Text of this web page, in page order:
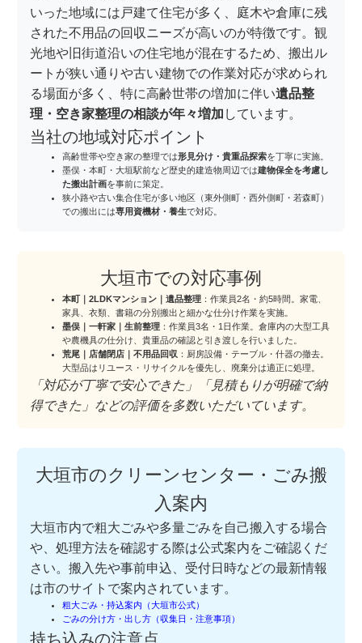
いった地域には戸建て住宅が多く、庭木や倉庫に残
された不用品の回収ニーズが高いのが特徴です。観
光地や旧街道沿いの住宅地が混在するため、搬出ル
ートが狭い通りや古い建物での作業対応が求められ
る場面が多く、特に高齢世帯の増加に伴い遺品整
理・空き家整理の相談が年々増加 しています。
当社の地域対応ポイント
高齢世帯や空き家の整理では形見分け・貴重品探索を丁寧に実施。
墨俣・本町・大垣駅前など歴史的建造物周辺では建物保全を考慮し
た搬出計画を事前に策定。
狭小路や古い集合住宅が多い地区（東外側町・西外側町・若森町）
での搬出には専用資機材・養生で対応。
大垣市での対応事例
本町｜2LDKマンション｜遺品整理 ：作業員2名・約5時間。家電、
家具、衣類、書籍の分別搬出と細かな仕分け作業を実施。
墨俣｜一軒家｜生前整理 ：作業員3名・1日作業。倉庫内の大型工具
や農機具の仕分け、貴重品の確認と引き渡しを行いました。
荒尾｜店舗閉店｜不用品回収 ：厨房設備・テーブル・什器の撤去。
大型品はリユース・リサイクルを優先し、廃棄分は適正に処理。
「対応が丁寧で安心できた」「見積もりが明確で納
得できた」などの評価を多数いただいています。
大垣市のクリーンセンター・ごみ搬
入案内
大垣市内で粗大ごみや多量ごみを自己搬入する場合
や、処理方法を確認する際は公式案内をご確認くだ
さい。搬入先や事前申込、受付日時などの最新情報
は市のサイトで案内されています。
粗大ごみ・持込案内（大垣市公式）
ごみの分け方・出し方（収集日・注意事項）
持ち込みの注意点